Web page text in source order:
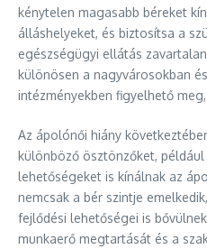
kénytelen magasabb béreket
álláshelyeket, és biztosítsa a
egészségügyi ellátás
különösen a nagyvárosokban
intézményekben figyelhető
Az ápolónői hiány
különböző ösztönzőket,
lehetőségeket is kínálnak az
nemcsak a bér szintje
fejlődési lehetőségei is
munkaerő megtartását és a